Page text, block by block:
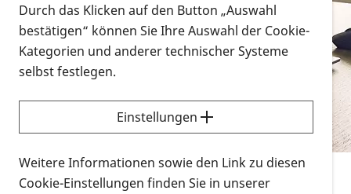
Vorlesen
Alle Infomaterialien in verschiedenen
Formaten an einem Ort
Sie möchten wissen, wie Sie nach Infonmaterial
suchen und dieses bestellen bzw. herunterladen
können? Schauen Sie sich dieErklärvideos zum
Thema Infomaterial auf der PRO RETINA-Website
für blinde und sehbehinderte Menschen an.
Durch das Klicken auf den Button „Auswahl
bestätigen“ können Sie Ihre Auswahl der Cookie-
Kategorien und anderer technischer Systeme
selbst festlegen.
Einstellungen
Weitere Informationen sowie den Link zu diesen
Cookie-Einstellungen finden Sie in unserer